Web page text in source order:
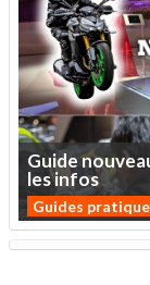
Guide
lesinfos
Guides